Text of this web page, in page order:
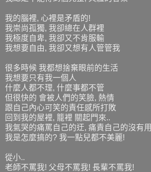
我的腦裡, 心裡是矛盾的!
我崇尚孤獨, 我卻總在人群裡
我極度自卑, 我卻又不肯服輸
我想要自由, 我卻又想有人管管我
很多時候 我都想捨棄眼前的生活
我想要只有我一個人
什麼人都不理, 什麼事都不管
但很快的 會被人們的笑臉, 熱情
跟自己內心可笑的責任感所打敗
回到我的屋裡, 籠裡 關起門來..
我氣哭的痛罵自己的迂, 痛責自己的沒有用
我是怎麼搞的? 我一點兒都不美麗!
從小..
老師不罵我! 父母不罵我! 長輩不罵我!